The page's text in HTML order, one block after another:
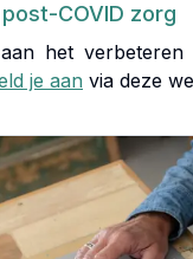
COVID zorg
het verbeteren
je aan via deze